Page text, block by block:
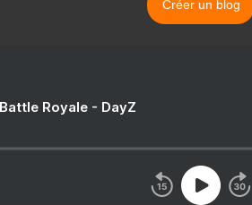
Créer un blog
Royale - DayZ